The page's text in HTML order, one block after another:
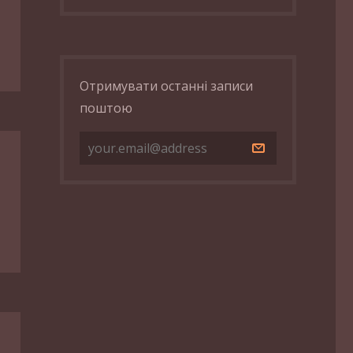
Отримувати останні записи
поштою